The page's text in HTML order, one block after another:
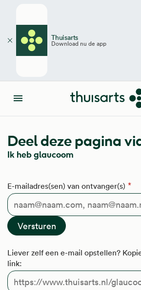
Thuisarts
Download nu de app
Sluiten
Menu
Deel deze pagina
Ik heb glaucoom
E-mailadres(sen) van ontvanger(s)
Liever zelf een e-mail opstellen?
link: